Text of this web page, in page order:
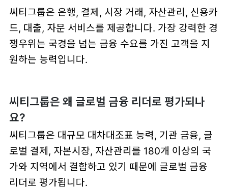
씨티그룹은 은행, 결제, 시장 거래, 자산관리, 신용카
드, 대출, 자문 서비스를 제공합니다. 가장 강력한 경
쟁우위는 국경을 넘는 금융 수요를 가진 고객을 지
원하는 능력입니다.
씨티그룹은 왜 글로벌 금융 리더로 평가되나
요?
씨티그룹은 대규모 대차대조표 능력, 기관 금융, 글
로벌 결제, 자본시장, 자산관리를 180개 이상의 국
가와 지역에서 결합하고 있기 때문에 글로벌 금융
리더로 평가됩니다.